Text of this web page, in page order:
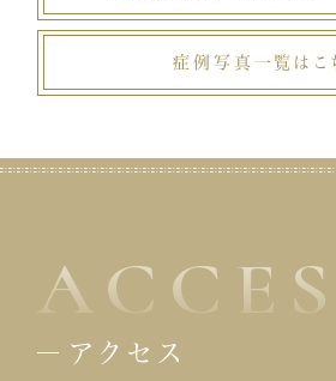
症例写真一覧はこ
アクセス